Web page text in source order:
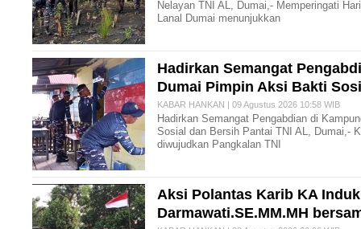
Nelayan TNI AL, Dumai,- Memperingati
Lanal Dumai menunjukkan
Hadirkan Semangat
Dumai Pimpin Aksi Bakti
KABAR HANKAN | 09 Agustus 2026 10:58 WIB
Hadirkan Semangat Pengabdian di
Sosial dan Bersih Pantai TNI AL, Dumai,-
diwujudkan Pangkalan TNI
Aksi Polantas Karib KA
Darmawati.SE.MM.MH